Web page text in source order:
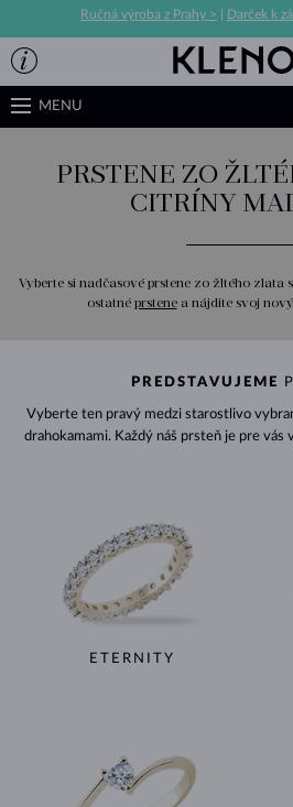
Ručná výroba z Prahy > Darček k
MENU
PRSTENE ZO
CITRÍNY
Vyberte si nadčasové prstene zo žltého zlata
ostatné prstenea nájdite svoj
PREDSTAVUJEME
Vyberte ten pravý medzi starostlivo
drahokamami. Každý náš prsteň je pre
ETERNITY